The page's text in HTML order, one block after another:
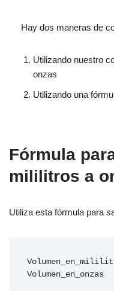
Hay dos maneras de
Utilizando nuestro
onzas
Utilizando una
Fórmula
mililitros a
Utiliza esta fórmula para
Volumen_en_onzas